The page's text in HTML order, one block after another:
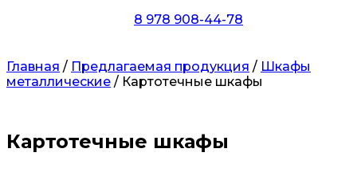
8 978 908-44-78
Главная / Предлагаемая продукция / Шкафы
металлические / Картотечные шкафы
Картотечные шкафы